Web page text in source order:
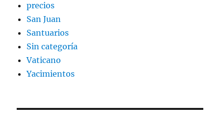
precios
San Juan
Santuarios
Sin categoría
Vaticano
Yacimientos